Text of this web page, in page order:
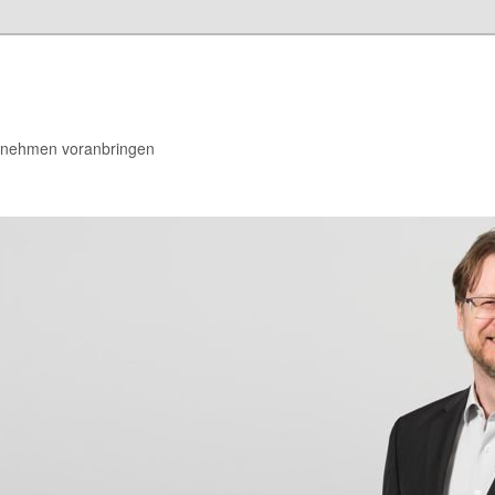
voranbringen